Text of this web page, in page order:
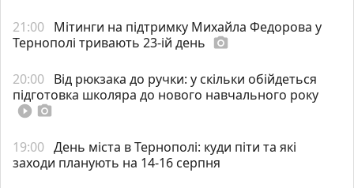
21:00 Мітинги на підтримку Михайла Федорова у
Тернополі тривають 23-ій день photo_camera
20:00 Від рюкзака до ручки: у скільки обійдеться
підготовка школяра до нового навчального року
play_circle_filled photo_camera
19:00 День міста в Тернополі: куди піти та які
заходи планують на 14-16 серпня